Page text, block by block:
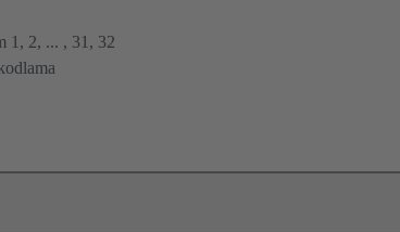
1, 2, ... , 31, 32